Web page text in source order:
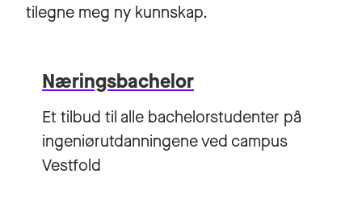
tilegne meg ny kunnskap.
Næringsbachelor
Et tilbud til alle bachelorstudenter på
ingeniørutdanningene ved campus
Vestfold